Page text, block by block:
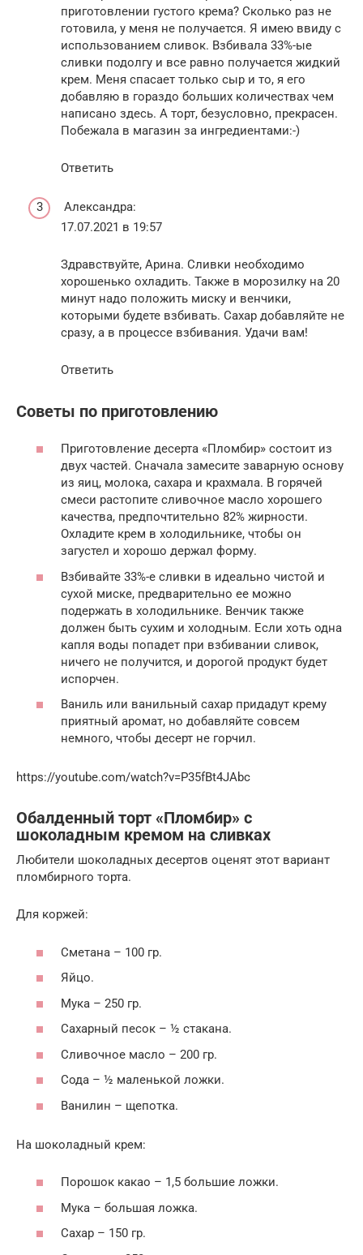
приготовлении густого крема? Сколько раз не
готовила, у меня не получается. Я имею ввиду с
использованием сливок. Взбивала 33%-ые
сливки подолгу и все равно получается жидкий
крем. Меня спасает только сыр и то, я его
добавляю в гораздо больших количествах чем
написано здесь. А торт, безусловно, прекрасен.
Побежала в магазин за ингредиентами:-)
Ответить
Александра:
17.07.2021 в 19:57
Здравствуйте, Арина. Сливки необходимо
хорошенько охладить. Также в морозилку на 20
минут надо положить миску и венчики,
которыми будете взбивать. Сахар добавляйте не
сразу, а в процессе взбивания. Удачи вам!
Ответить
Советы по приготовлению
Приготовление десерта «Пломбир» состоит из
двух частей. Сначала замесите заварную основу
из яиц, молока, сахара и крахмала. В горячей
смеси растопите сливочное масло хорошего
качества, предпочтительно 82% жирности.
Охладите крем в холодильнике, чтобы он
загустел и хорошо держал форму.
Взбивайте 33%-е сливки в идеально чистой и
сухой миске, предварительно ее можно
подержать в холодильнике. Венчик также
должен быть сухим и холодным. Если хоть одна
капля воды попадет при взбивании сливок,
ничего не получится, и дорогой продукт будет
испорчен.
Ваниль или ванильный сахар придадут крему
приятный аромат, но добавляйте совсем
немного, чтобы десерт не горчил.
https://youtube.com/watch?v=P35fBt4JAbc
Обалденный торт «Пломбир» с
шоколадным кремом на сливках
Любители шоколадных десертов оценят этот вариант
пломбирного торта.
Для коржей:
Сметана – 100 гр.
Яйцо.
Мука – 250 гр.
Сахарный песок – ½ стакана.
Сливочное масло – 200 гр.
Сода – ½ маленькой ложки.
Ванилин – щепотка.
На шоколадный крем:
Порошок какао – 1,5 большие ложки.
Мука – большая ложка.
Сахар – 150 гр.